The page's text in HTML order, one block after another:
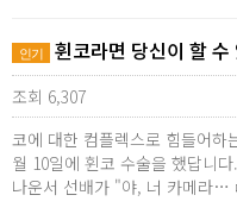
인기 휜코라면 당신이 할
조회 6,307
코에 대한 컴플렉스로 힘들어
월 10일에 휜코 수술을 했답니
나운서 선배가 "야, 너 카메라…